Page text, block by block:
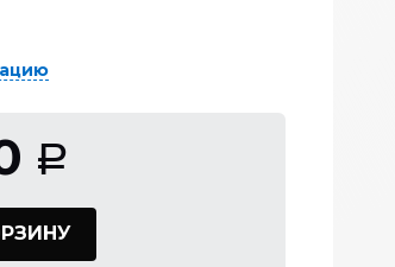
Р